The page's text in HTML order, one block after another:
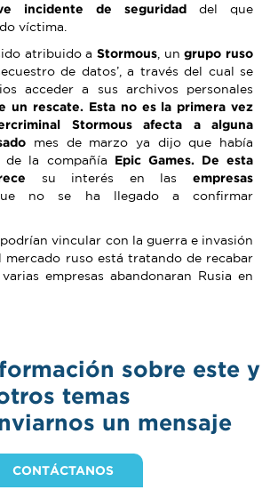
incidente de seguridad del que
víctima.
atribuido a Stormous , ungrupo ruso
de datos’, a través del cual se
acceder a sus archivos personales
un rescate. Esta no es la primera vez
Stormous afecta a alguna
mes de marzo ya dijo que había
de la compañía
Epic Games. De esta
su interés en lasempresas
no se ha llegado a confirmar
vincular con la guerra e invasión
mercado ruso está tratando de recabar
empresas abandonaran Rusia en
sobre este y
temas
un mensaje
CONTÁCTANOS